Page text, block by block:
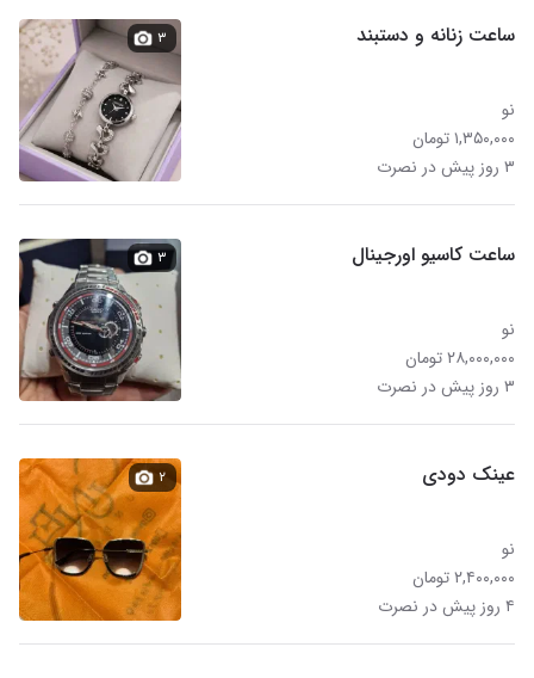
ساعت زنانه و دستبند
نو
۱,۳۵۰,۰۰۰ تومان
۳ روز پیش در نصرت
۳
ساعت کاسیو اورجینال
نو
۲۸,۰۰۰,۰۰۰ تومان
۳ روز پیش در نصرت
۳
عینک دودی
نو
۲,۴۰۰,۰۰۰ تومان
۴ روز پیش در نصرت
۲